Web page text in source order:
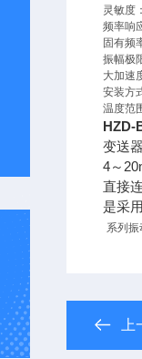
灵敏度
频率响
固有频
振幅极
大加速
安装方
温度范
HZD-
变送
4～
直接
是采
系列